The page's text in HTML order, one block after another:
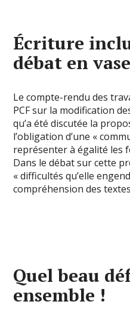
Écriture
débat en
Le compte-rendu des
PCF sur la modification
qu’a été discutée la
l’obligation d’une «
représenter à égalité les
Dans le débat sur cette
« difficultés qu’elle
compréhension des
Quel beau
ensemble !